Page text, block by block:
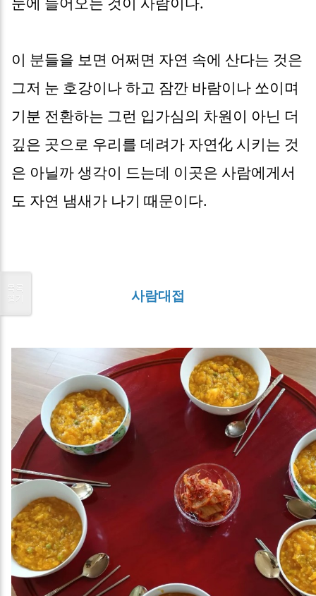
이 분들을 보면 어쩌면 자연 속에 산다는 것은
그저 눈 호강이나 하고 잠깐 바람이나 쏘이며
기분 전환하는 그런 입가심의 차원이 아닌 더
깊은 곳으로 우리를 데려가 자연化 시키는 것
은 아닐까 생각이 드는데 이곳은 사람에게서
도 자연 냄새가 나기 때문이다.
사람대접
목록
열기